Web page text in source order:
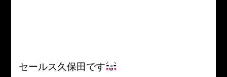
セールス久保田です